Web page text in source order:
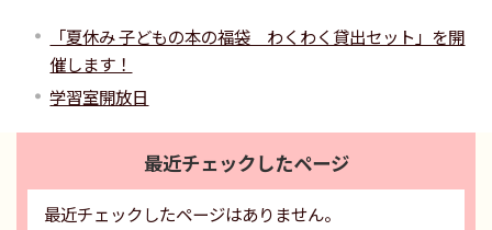
「夏休み 子どもの本の福袋 わくわく貸出セット」を開
催します！
学習室開放日
最近チェックしたページ
最近チェックしたページはありません。